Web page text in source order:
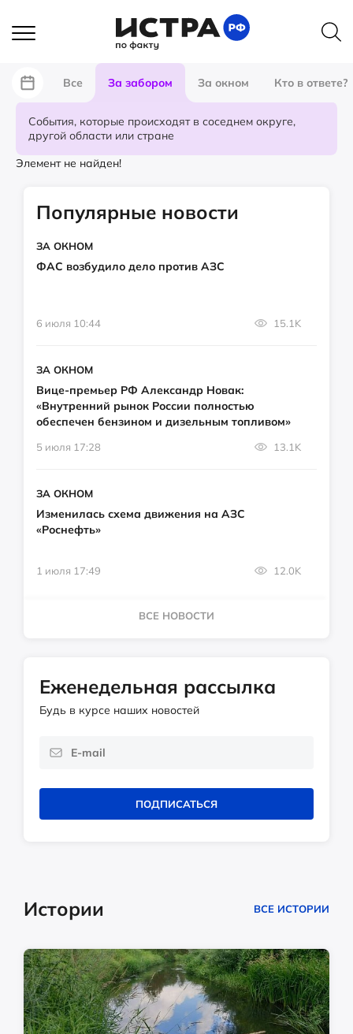
Все За забором За окном Кто в ответе?
События, которые происходят в соседнем округе,
другой области или стране
Элемент не найден!
Популярные новости
ЗА ОКНОМ
ФАС возбудило дело против АЗС
6 июля 10:44 15.1K
ЗА ОКНОМ
Вице-премьер РФ Александр Новак:
«Внутренний рынок России полностью
обеспечен бензином и дизельным топливом»
5 июля 17:28 13.1K
ЗА ОКНОМ
Изменилась схема движения на АЗС
«Роснефть»
1 июля 17:49 12.0K
ВСЕ НОВОСТИ
Еженедельная рассылка
Будь в курсе наших новостей
ПОДПИСАТЬСЯ
Истории ВСЕ ИСТОРИИ